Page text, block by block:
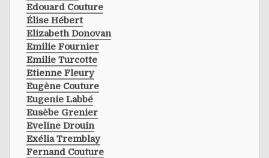
Edouard Couture
Élise Hébert
Elizabeth Donovan
Emilie Fournier
Emilie Turcotte
Etienne Fleury
Eugène Couture
Eugenie Labbé
Eusèbe Grenier
Eveline Drouin
Exélia Tremblay
Fernand Couture